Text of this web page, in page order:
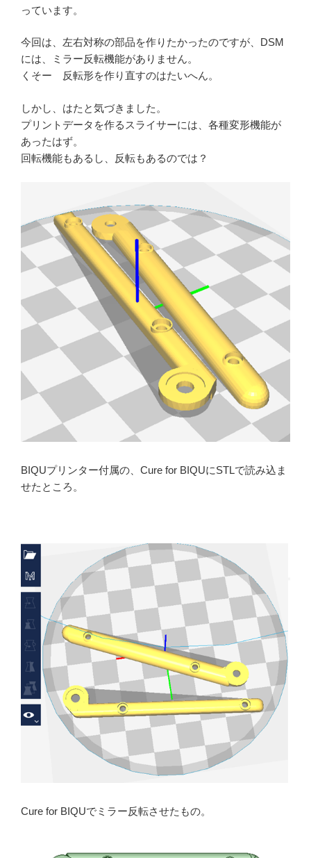
っています。
今回は、左右対称の部品を作りたかったのですが、DSM
には、ミラー反転機能がありません。
くそー 反転形を作り直すのはたいへん。
しかし、はたと気づきました。
プリントデータを作るスライサーには、各種変形機能が
あったはず。
回転機能もあるし、反転もあるのでは？
BIQUプリンター付属の、Cure for BIQUにSTLで読み込ま
せたところ。
Cure for BIQUでミラー反転させたもの。